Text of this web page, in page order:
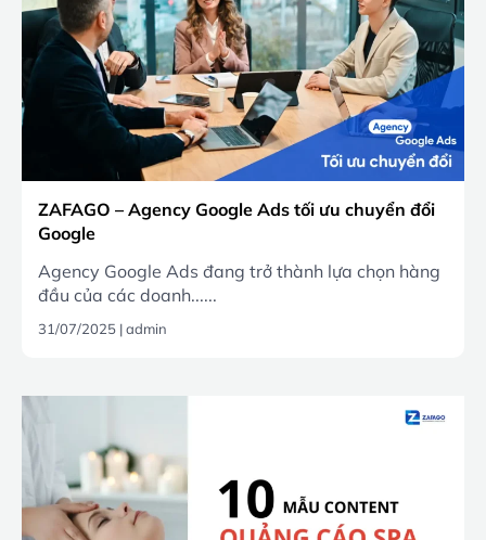
ZAFAGO – Agency Google Ads tối ưu chuyển đổi
Google
Agency Google Ads đang trở thành lựa chọn hàng
đầu của các doanh......
31/07/2025 |admin